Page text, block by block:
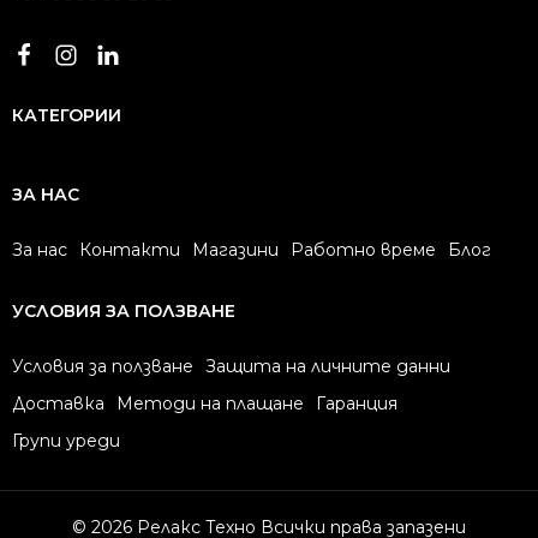
КАТЕГОРИИ
ЗА НАС
За нас Контакти Магазини Работно време Блог
УСЛОВИЯ ЗА ПОЛЗВАНЕ
Условия за ползване
Защита на личните данни
Доставка
Методи на плащане
Гаранция
Групи уреди
© 2026 Релакс Техно Всички права запазени